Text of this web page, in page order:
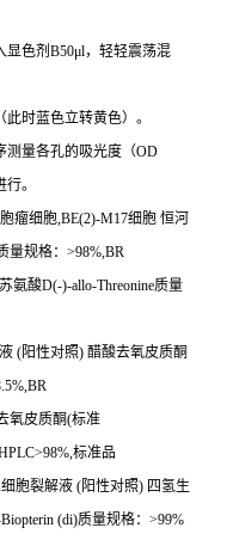
显色剂 B50μl，轻轻震荡混
此时蓝色立转黄色）。
测量各孔的吸光度（OD
。
瘤细胞,BE(2)-M17细胞 恒河
量规格： >98%,BR
氨酸D(-)-allo-Threonine质量
(阳性对照) 醋酸去氧皮质酮
氧皮质酮(标准
标准品
胞裂解液 (阳性对照) 四氢生
(di)质量规格： >99%